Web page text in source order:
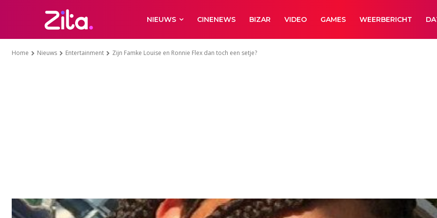
NIEUWS CINENEWS BIZAR VIDEO GAMES WEERBERICHT
Home Nieuws Entertainment Zijn Famke Louise en Ronnie Flex dan toch een setje?